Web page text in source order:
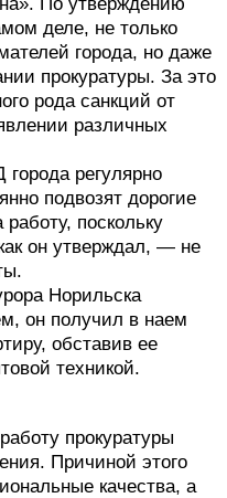
деле, не только
города, но даже
прокуратуры. За это
рода санкций от
различных
регулярно
подвозят дорогие
поскольку
он утверждал, — не
Норильска
он получил в наем
обставив ее
техникой.
прокуратуры
Причиной этого
качества, а